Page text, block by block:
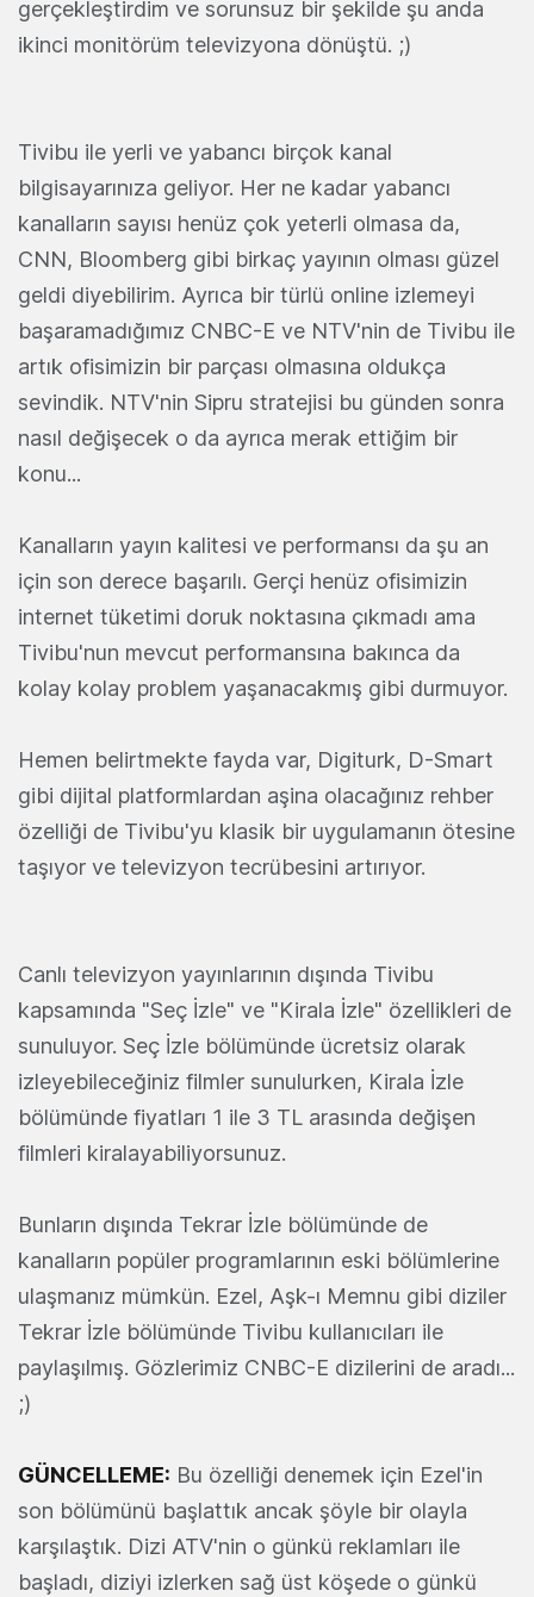
gerçekleştirdim ve sorunsuz bir şekilde şu anda
ikinci monitörüm televizyona dönüştü. ;)
Tivibu ile yerli ve yabancı birçok kanal
bilgisayarınıza geliyor. Her ne kadar yabancı
kanalların sayısı henüz çok yeterli olmasa da,
CNN, Bloomberg gibi birkaç yayının olması güzel
geldi diyebilirim. Ayrıca bir türlü online izlemeyi
başaramadığımız CNBC-E ve NTV'nin de Tivibu ile
artık ofisimizin bir parçası olmasına oldukça
sevindik. NTV'nin Sipru stratejisi bu günden sonra
nasıl değişecek o da ayrıca merak ettiğim bir
konu...
Kanalların yayın kalitesi ve performansı da şu an
için son derece başarılı. Gerçi henüz ofisimizin
internet tüketimi doruk noktasına çıkmadı ama
Tivibu'nun mevcut performansına bakınca da
kolay kolay problem yaşanacakmış gibi durmuyor.
Hemen belirtmekte fayda var, Digiturk, D-Smart
gibi dijital platformlardan aşina olacağınız rehber
özelliği de Tivibu'yu klasik bir uygulamanın ötesine
taşıyor ve televizyon tecrübesini artırıyor.
Canlı televizyon yayınlarının dışında Tivibu
kapsamında "Seç İzle" ve "Kirala İzle" özellikleri de
sunuluyor. Seç İzle bölümünde ücretsiz olarak
izleyebileceğiniz filmler sunulurken, Kirala İzle
bölümünde fiyatları 1 ile 3 TL arasında değişen
filmleri kiralayabiliyorsunuz.
Bunların dışında Tekrar İzle bölümünde de
kanalların popüler programlarının eski bölümlerine
ulaşmanız mümkün. Ezel, Aşk-ı Memnu gibi diziler
Tekrar İzle bölümünde Tivibu kullanıcıları ile
paylaşılmış. Gözlerimiz CNBC-E dizilerini de aradı...
;)
GÜNCELLEME: Bu özelliği denemek için Ezel'in
son bölümünü başlattık ancak şöyle bir olayla
karşılaştık. Dizi ATV'nin o günkü reklamları ile
başladı, diziyi izlerken sağ üst köşede o günkü